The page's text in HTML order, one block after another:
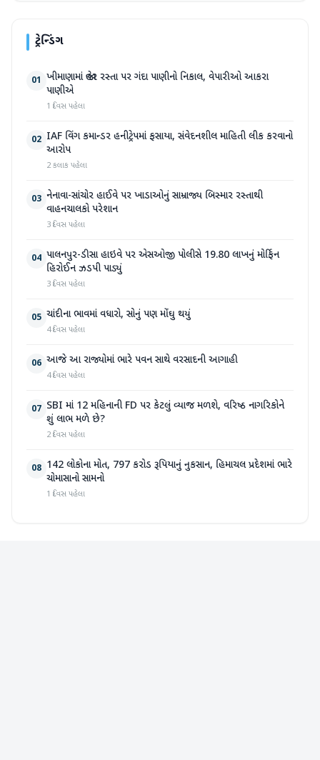
ટ્રેન્ડિંગ
01 ખીમાણામાં જાહેર રસ્તા પર ગંદા પાણીનો નિકાલ, વેપારીઓ આકરા
પાણીએ
1 દિવસ પહેલા
02 IAF વિંગ કમાન્ડર હનીટ્રેપમાં ફસાયા, સંવેદનશીલ માહિતી લીક કરવાનો
આરોપ
2 કલાક પહેલા
03 નેનાવા-સાંચોર હાઈવે પર ખાડાઓનું સામ્રાજ્ય બિસ્માર રસ્તાથી
વાહનચાલકો પરેશાન
3 દિવસ પહેલા
04 પાલનપુર-ડીસા હાઇવે પર એસઓજી પોલીસે 19.80 લાખનું મોર્ફિન
હિરોઈન ઝડપી પાડ્યું
3 દિવસ પહેલા
05 ચાંદીના ભાવમાં વધારો, સોનું પણ મોંઘુ થયું
4 દિવસ પહેલા
06 આજે આ રાજ્યોમાં ભારે પવન સાથે વરસાદની આગાહી
4 દિવસ પહેલા
07 SBI માં 12 મહિનાની FD પર કેટલું વ્યાજ મળશે, વરિષ્ઠ નાગરિકોને
શું લાભ મળે છે?
2 દિવસ પહેલા
08 142 લોકોના મોત, 797 કરોડ રૂપિયાનું નુકસાન, હિમાચલ પ્રદેશમાં ભારે
ચોમાસાનો સામનો
1 દિવસ પહેલા